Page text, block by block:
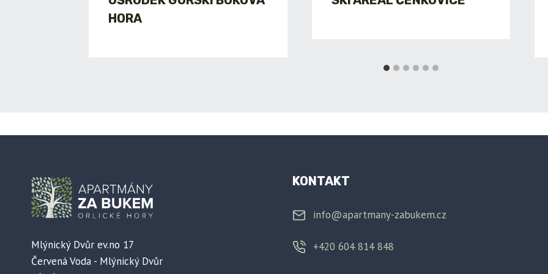
HORA
Mlýnický Dvůr ev.no 17
Červená Voda - Mlýnický Dvůr
KONTAKT
info@apartmany-zabukem.cz
+420 604 814 848